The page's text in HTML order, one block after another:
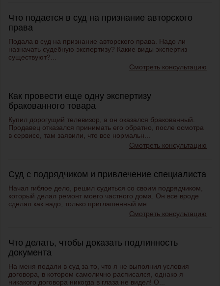
Что подается в суд на признание авторского
права
Подала в суд на признание авторского права. Надо ли
назначать судебную экспертизу? Какие виды экспертиз
существуют?...
Смотреть консультацию
Как провести еще одну экспертизу
бракованного товара
Купил дорогущий телевизор, а он оказался бракованный.
Продавец отказался принимать его обратно, после осмотра
в сервисе, там заявили, что все нормальн...
Смотреть консультацию
Суд с подрядчиком и привлечение специалиста
Начал гиблое дело, решил судиться со своим подрядчиком,
который делал ремонт моего частного дома. Он все вроде
сделал как надо, только приглашенный мн...
Смотреть консультацию
Что делать, чтобы доказать подлинность
документа
На меня подали в суд за то, что я не выполнил условия
договора, в котором самолично расписался, однако я
никакого договора никогда в глаза не видел! О...